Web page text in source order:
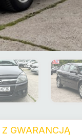
Z GWARANCJĄ